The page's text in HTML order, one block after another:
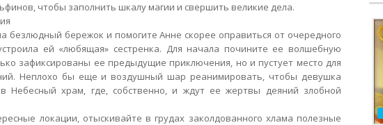
чтобы заполнить шкалу магии и свершить великие дела.
безлюдный бережок и помогите Анне скорее оправиться от очередного
ей «любящая» сестренка. Для начала почините ее волшебную
зафиксированы ее предыдущие приключения, но и пустует место для
Неплохо бы еще и воздушный шар реанимировать, чтобы девушка
в Небесный храм, где, собственно, и ждут ее жертвы деяний злобной
локации, отыскивайте в грудах заколдованного хлама полезные